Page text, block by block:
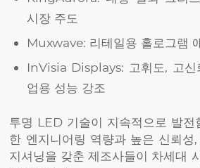
시장 주도
Muxwave: 리테일용 홀로그램
InVisia Displays: 고휘도, 고신
업용 성능 강조
투명 LED 기술이 지속적으로 발전
한 엔지니어링 역량과 높은 신뢰성
지셔닝을 갖춘 제조사들이 차세대